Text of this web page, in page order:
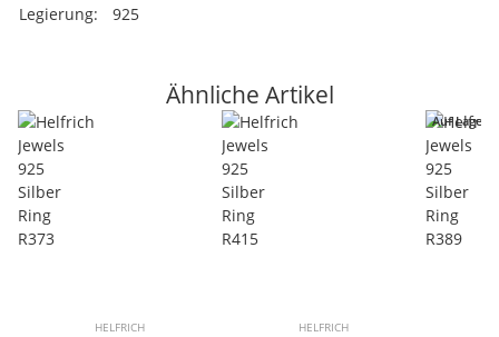
Legierung:
925
Ähnliche Artikel
HELFRICH HELFRICH
Auf Lager